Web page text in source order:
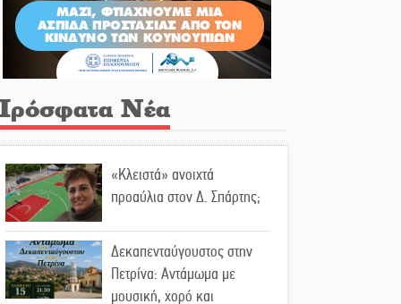
Νέα
«Κλειστά» ανοιχτά
προαύλια στον Δ. Σπάρτης;
Δεκαπενταύγουστος στην
Πετρίνα: Αντάμωμα με
μουσική, χορό και